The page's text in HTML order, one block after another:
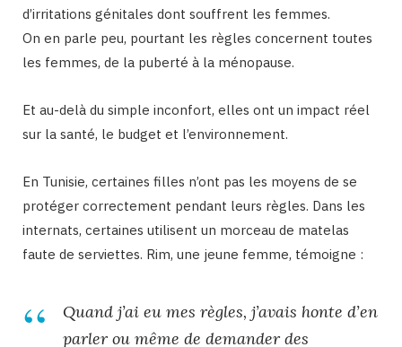
d’irritations génitales dont souffrent les femmes.
On en parle peu, pourtant les règles concernent toutes
les femmes, de la puberté à la ménopause.
Et au-delà du simple inconfort, elles ont un impact réel
sur la santé, le budget et l’environnement.
En Tunisie, certaines filles n’ont pas les moyens de se
protéger correctement pendant leurs règles. Dans les
internats, certaines utilisent un morceau de matelas
faute de serviettes. Rim, une jeune femme, témoigne :
Quand j’ai eu mes règles, j’avais honte d’en
parler ou même de demander des